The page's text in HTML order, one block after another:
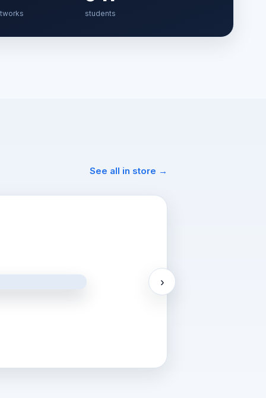
students
See all in store →
›